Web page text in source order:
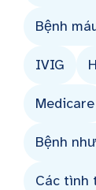
Bệnh
IVIG
Medicare
Bệnh
Các tình